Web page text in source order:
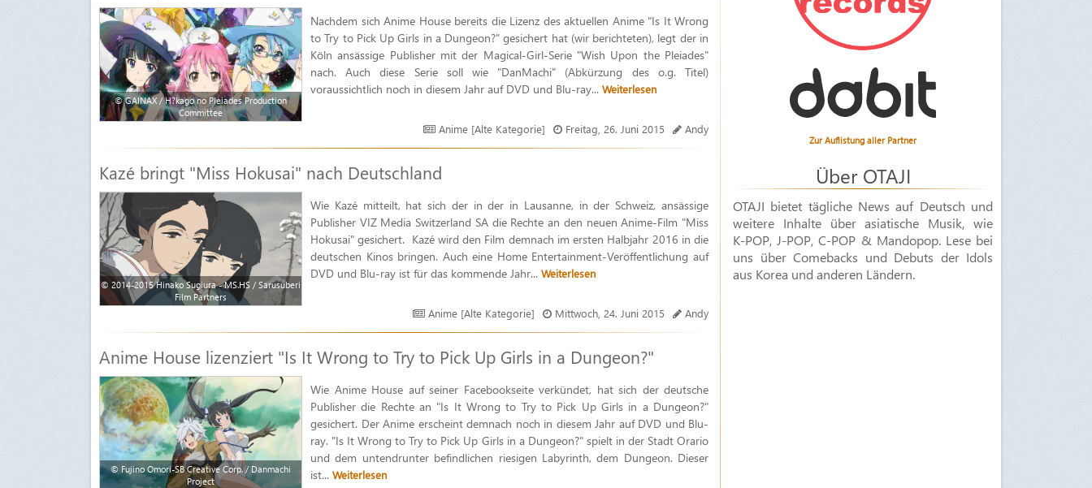
© GAINAX / H?kago no Pleiades Production
Committee
Nachdem sich Anime House bereits die Lizenz des aktuellen Anime "Is It Wrong
to Try to Pick Up Girls in a Dungeon?" gesichert hat (wir berichteten), legt der in
Köln ansässige Publisher mit der Magical-Girl-Serie "Wish Upon the Pleiades"
nach. Auch diese Serie soll wie "DanMachi" (Abkürzung des o.g. Titel)
voraussichtlich noch in diesem Jahr auf DVD und Blu-ray... Weiterlesen
Anime [Alte Kategorie] Freitag, 26. Juni 2015 Andy
Kazé bringt "Miss Hokusai" nach Deutschland
© 2014-2015 Hinako Sugiura - MS.HS / Sarusuberi
Film Partners
Wie Kazé mitteilt, hat sich der in der in Lausanne, in der Schweiz, ansässige
Publisher VIZ Media Switzerland SA die Rechte an den neuen Anime-Film "Miss
Hokusai" gesichert. Kazé wird den Film demnach im ersten Halbjahr 2016 in die
deutschen Kinos bringen. Auch eine Home Entertainment-Veröffentlichung auf
DVD und Blu-ray ist für das kommende Jahr... Weiterlesen
Anime [Alte Kategorie] Mittwoch, 24. Juni 2015 Andy
Anime House lizenziert "Is It Wrong to Try to Pick Up Girls in a Dungeon?"
© Fujino Omori-SB Creative Corp. / Danmachi
Project
Wie Anime House auf seiner Facebookseite verkündet, hat sich der deutsche
Publisher die Rechte an "Is It Wrong to Try to Pick Up Girls in a Dungeon?"
gesichert. Der Anime erscheint demnach noch in diesem Jahr auf DVD und Blu-
ray. "Is It Wrong to Try to Pick Up Girls in a Dungeon?" spielt in der Stadt Orario
und dem untendrunter befindlichen riesigen Labyrinth, dem Dungeon. Dieser
ist... Weiterlesen
Zur Auflistung aller Partner
Über OTAJI
OTAJI bietet tägliche News auf Deutsch und
weitere Inhalte über asiatische Musik, wie
K-POP, J-POP,C-POP & Mandopop. Lese bei
uns über Comebacks und Debuts der Idols
aus Korea und anderen Ländern.